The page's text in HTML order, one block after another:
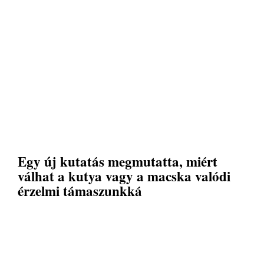
Egy új kutatás megmutatta, miért
válhat a kutya vagy a macska valódi
érzelmi támaszunkká